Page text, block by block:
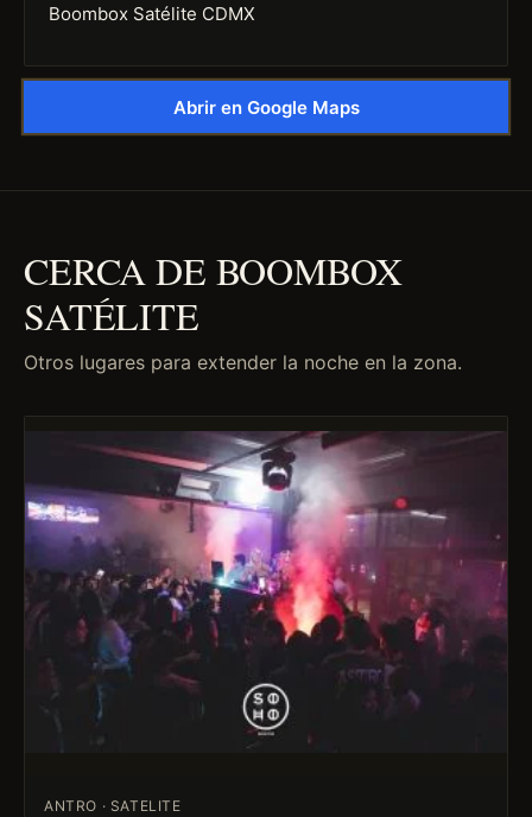
Boombox Satélite CDMX
Abrir en Google Maps
CERCA DE BOOMBOX
SATÉLITE
Otros lugares para extender la noche en la zona.
ANTRO · SATELITE